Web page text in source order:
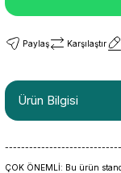
Paylaş Karşılaştır
Ürün Bilgisi
ÇOK ÖNEMLİ: Bu ürün